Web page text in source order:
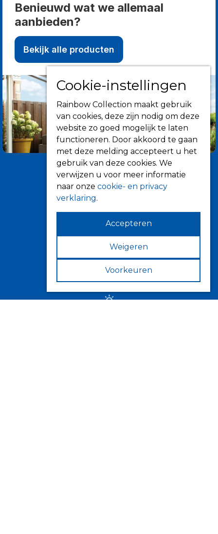
Benieuwd wat we allemaal
aanbieden?
Bekijk alle producten
Informatie
Over ons
Tips
Verkooppunten
Cookie-instellingen
Rainbow Collection maakt gebruik
van cookies, deze zijn nodig om deze
website zo goed mogelijk te laten
functioneren. Door akkoord te gaan
met deze melding accepteert u het
gebruik van deze cookies. We
verwijzen u voor meer informatie
naar onze cookie- en privacy
verklaring.
Accepteren
Weigeren
Voorkeuren